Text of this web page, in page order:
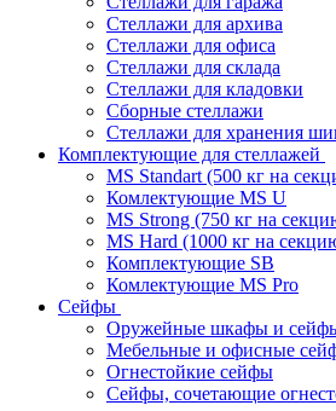
Стеллажи для архива
Стеллажи для офиса
Стеллажи для склада
Стеллажи для кладовки
Сборные стеллажи
Стеллажи для хранения
Комплектующие для стеллажей
MS Standart (500 кг на
Комлектующие MS U
MS Strong (750 кг на
MS Hard (1000 кг на
Комплектующие SB
Комлектующие MS Pro
Сейфы
Оружейные шкафы и
Мебельные и офисные
Огнестойкие сейфы
Сейфы, сочетающие